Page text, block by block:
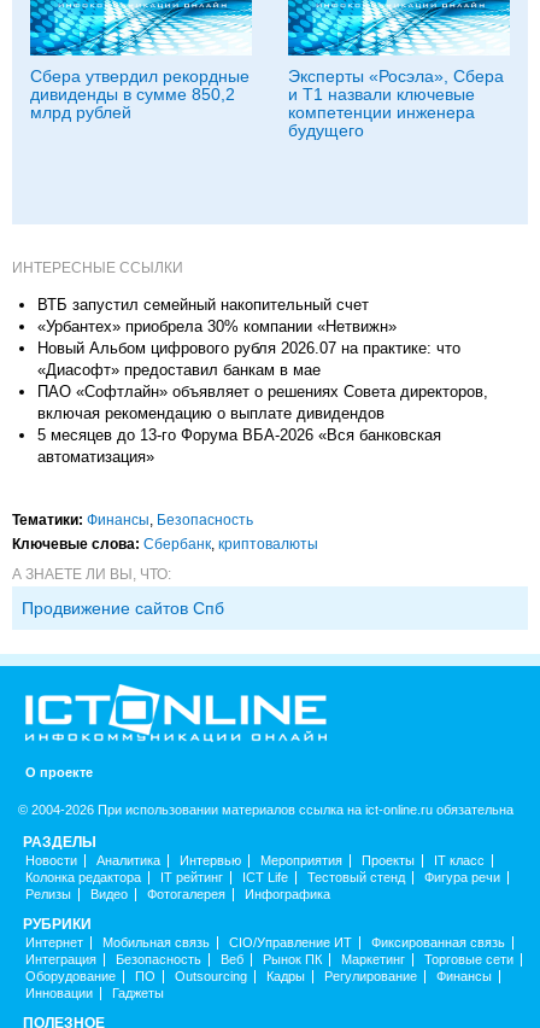
Сбера утвердил рекордные
дивиденды в сумме 850,2
млрд рублей
Эксперты «Росэла», Сбера
и Т1 назвали ключевые
компетенции инженера
будущего
ИНТЕРЕСНЫЕ ССЫЛКИ
ВТБ запустил семейный накопительный счет
«Урбантех» приобрела 30% компании «Нетвижн»
Новый Альбом цифрового рубля 2026.07 на практике: что
«Диасофт» предоставил банкам в мае
ПАО «Софтлайн» объявляет о решениях Совета директоров,
включая рекомендацию о выплате дивидендов
5 месяцев до 13-го Форума ВБА-2026 «Вся банковская
автоматизация»
Тематики: Финансы, Безопасность
Ключевые слова: Сбербанк, криптовалюты
А ЗНАЕТЕ ЛИ ВЫ, ЧТО:
Продвижение сайтов Спб
О проекте
© 2004-2026 При использовании материалов ссылка на ict-online.ru обязательна
РАЗДЕЛЫ
Новости Аналитика Интервью Мероприятия Проекты
IT класс
Колонка редактора
IT рейтинг ICT Life Тестовый стенд
Фигура речи
Релизы
Видео Фотогалерея Инфографика
РУБРИКИ
Интернет Мобильная связь CIO/Управление ИТ
Фиксированная связь
Интеграция
Безопасность Веб Рынок ПК Маркетинг
Торговые сети
Оборудование
ПО Outsourcing Кадры Регулирование
Финансы
Инновации
Гаджеты
ПОЛЕЗНОЕ